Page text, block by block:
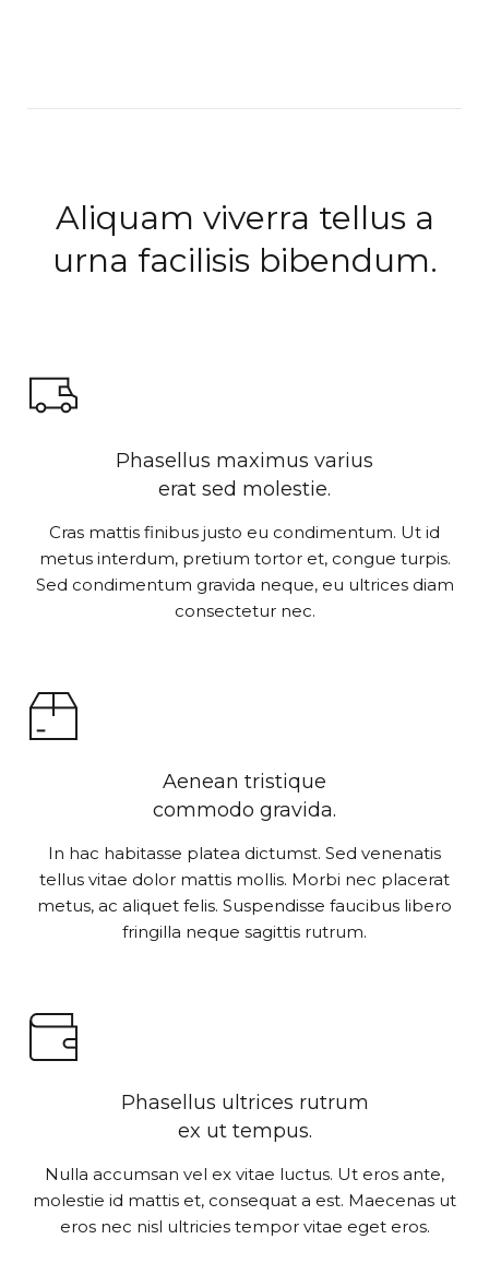
Aliquam viverra tellus a
urna facilisis bibendum.
Phasellus maximus varius
erat sed molestie.
Cras mattis finibus justo eu condimentum. Ut id
metus interdum, pretium tortor et, congue turpis.
Sed condimentum gravida neque, eu ultrices diam
consectetur nec.
Aenean tristique
commodo gravida.
In hac habitasse platea dictumst. Sed venenatis
tellus vitae dolor mattis mollis. Morbi nec placerat
metus, ac aliquet felis. Suspendisse faucibus libero
fringilla neque sagittis rutrum.
Phasellus ultrices rutrum
ex ut tempus.
Nulla accumsan vel ex vitae luctus. Ut eros ante,
molestie id mattis et, consequat a est. Maecenas ut
eros nec nisl ultricies tempor vitae eget eros.